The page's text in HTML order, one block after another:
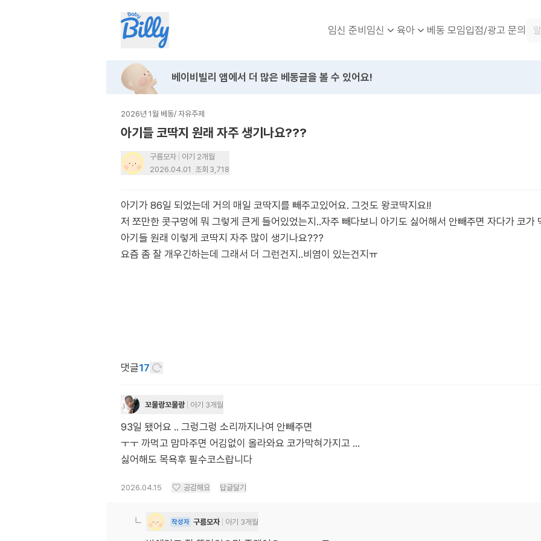
임신 준비임신 육아 베동 모임입점/광고 문의
베이비빌리 앱에서 더 많은 베동글을 볼 수 있어요!
2026년 1월 베동/ 자유주제
아기들 코딱지 원래 자주 생기나요???
구름모자
아기 2개월
2026.04.01 조회 3,718
아기가 86일 되었는데 거의 매일 코딱지를 빼주고있어요. 그것도 왕코딱지요!!
저 쪼만한 콧구멍에 뭐 그렇게 큰게 들어있었는지..자주 빼다보니 아기도 싫어해서 안빼주면 자다가 코가
아기들 원래 이렇게 코딱지 자주 많이 생기나요???
요즘 좀 잘 개우긴하는데 그래서 더 그런건지..비염이 있는건지ㅠ
댓글17
꼬물랑꼬물랑 아기 3개월
93일 됐어요 .. 그렁그렁 소리까지나여 안빼주면
ㅜㅜ 까먹고 맘마주면 어김없이 올라와요 코가막혀가지고 ...
싫어해도 목욕후 필수코스랍니다
2026.04.15 공감해요 답글달기
작성자 구름모자 아기 3개월